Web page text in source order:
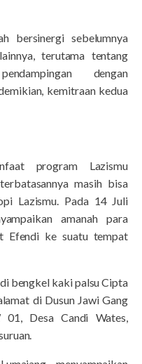
bersinergi sebelumnya
terutama tentang
dengan
kemitraan kedua
program Lazismu
masih bisa
Lazismu. Pada 14 Juli
amanah para
Efendi ke suatu tempat
bengkel kaki palsu Cipta
di Dusun Jawi Gang
Desa Candi Wates,